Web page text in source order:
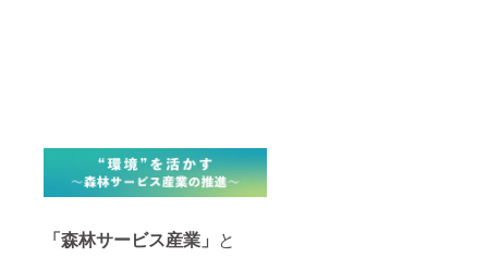
「森林サービス産業」 と